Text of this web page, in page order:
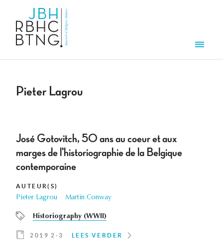
Pieter Lagrou
José Gotovitch, 5O ans au coeur et aux
marges de l'historiographie de la Belgique
contemporaine
AUTEUR(S)
Pieter Lagrou Martin Conway
Historiography (WWII)
2019 2-3 LEES VERDER